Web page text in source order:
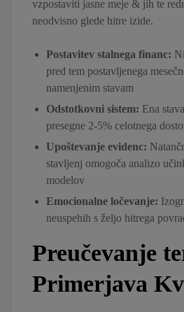
vzpostaviti jasne meje & jih te
neodvisno glede hitre izide.
Postavitev stalnega financ:
pred tem postavljenega
namenjenim stavam
Odstotkovni sistem: Ena
presegne 2-5% celotnega
Upoštevanje evidenc:
stavljenj omogoča analizo
modelov
Emocionalne ločevanje:
neuspehih s željo hitrega
Preučevanje
Primerjava